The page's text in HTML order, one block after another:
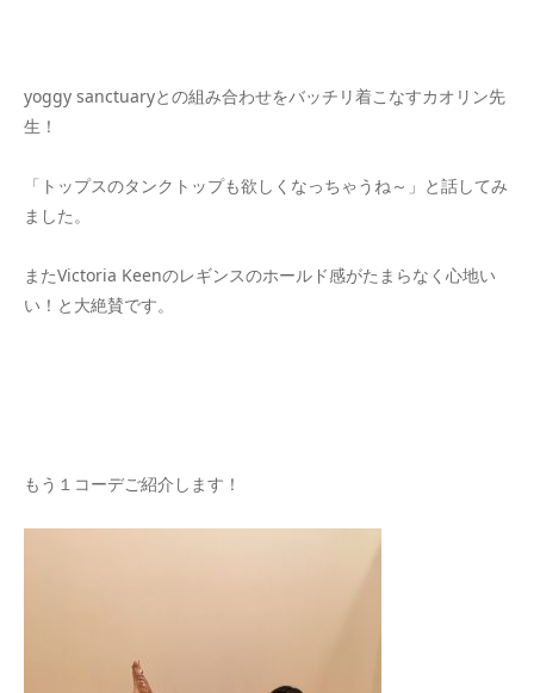
yoggy sanctuaryとの組み合わせをバッチリ着こなすカオリン先
生！
「トップスのタンクトップも欲しくなっちゃうね～」と話してみ
ました。
またVictoria Keenのレギンスのホールド感がたまらなく心地い
い！と大絶賛です。
もう１コーデご紹介します！